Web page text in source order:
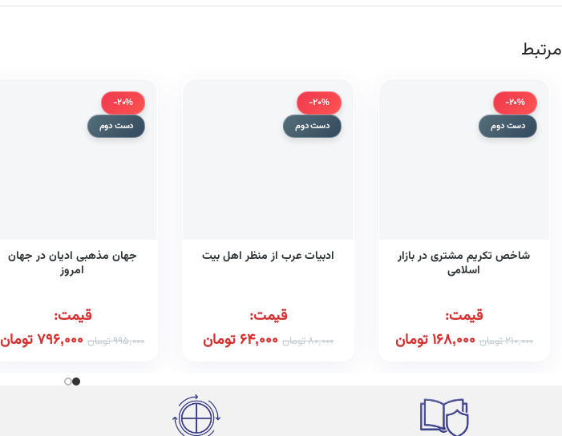
مرتبط
-20%
دست دوم
شاخص تکریم مشتری در بازار
اسلامی
قیمت:
210,000تومان 168,000تومان
-20%
دست دوم
ادبیات عرب از منظر اهل بیت
قیمت:
80,000تومان 64,000 تومان
-20%
دست دوم
جهان مذهبی ادیان در جهان
امروز
قیمت:
995,000تومان 796,000تومان